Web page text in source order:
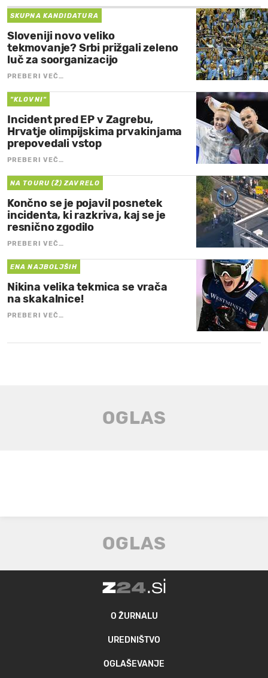
SKUPNA KANDIDATURA
Sloveniji novo veliko
tekmovanje? Srbi prižgali zeleno
luč za soorganizacijo
PREBERI VEČ…
"KLOVNI"
Incident pred EP v Zagrebu,
Hrvatje olimpijskima prvakinjama
prepovedali vstop
PREBERI VEČ…
NA TOURU (Ž) ZAVRELO
Končno se je pojavil posnetek
incidenta, ki razkriva, kaj se je
resnično zgodilo
PREBERI VEČ…
ENA NAJBOLJŠIH
Nikina velika tekmica se vrača
na skakalnice!
PREBERI VEČ…
O ŽURNALU
UREDNIŠTVO
OGLAŠEVANJE